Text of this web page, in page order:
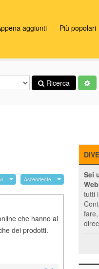
aggiunti Più popolari
Ricerca
Ascendente
che hanno al
dei prodotti.
Sei
tutti